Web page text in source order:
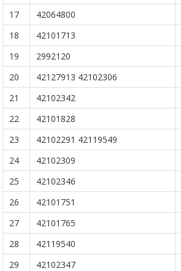
17
42064800
18
42101713
19
2992120
20
42127913 42102306
21
42102342
22
42101828
23
42102291 42119549
24
42102309
25
42102346
26
42101751
27
42101765
28
42119540
29
42102347